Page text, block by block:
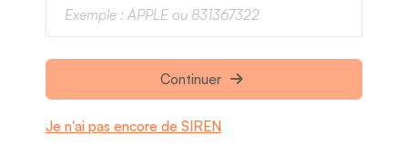
Continuer
Je n'ai pas encore de SIREN